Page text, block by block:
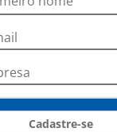
Cadastre-se